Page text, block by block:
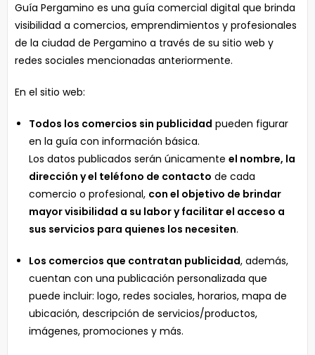
Guía Pergamino es una guía comercial digital que brinda
visibilidad a comercios, emprendimientos y profesionales
de la ciudad de Pergamino a través de su sitio web y
redes sociales mencionadas anteriormente.
En el sitio web:
Todos los comercios sin publicidad pueden figurar
en la guía con información básica.
Los datos publicados serán únicamente el nombre, la
dirección y el teléfono de contacto de cada
comercio o profesional, con el objetivo de brindar
mayor visibilidad a su labor y facilitar el acceso a
sus servicios para quienes los necesiten.
Los comercios que contratan publicidad, además,
cuentan con una publicación personalizada que
puede incluir: logo, redes sociales, horarios, mapa de
ubicación, descripción de servicios/productos,
imágenes, promociones y más.